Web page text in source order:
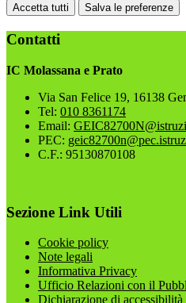
Accetta tutti Salva le preferenze
Contatti
IC Molassana e Prato
Via San Felice 19, 16138
Tel: 010 8361174
Email:
PEC:
C.F.: 95130870108
Sezione Link Utili
Cookie policy
Note legali
Informativa Privacy
Ufficio Relazioni con il
Dichiarazione di accessibilità